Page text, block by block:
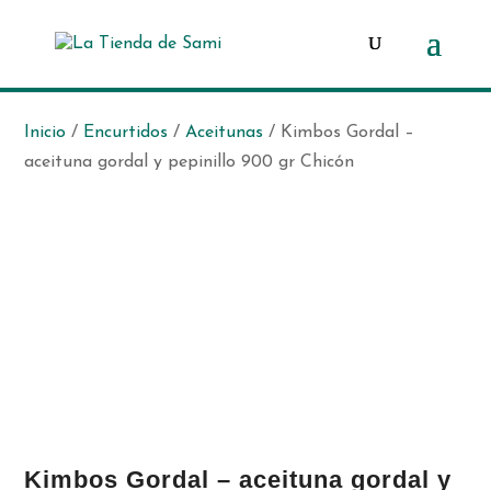
Inicio / Encurtidos /Aceitunas / Kimbos Gordal –
aceituna gordal y pepinillo 900 gr Chicón
Kimbos Gordal – aceituna gordal y